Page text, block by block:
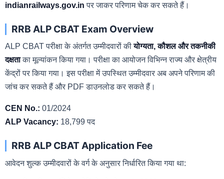
indianrailways.gov.in पर जाकर परिणाम चेक कर सकते हैं।
RRB ALP CBAT Exam Overview
ALP CBAT परीक्षा के अंतर्गत उम्मीदवारों कीयोग्यता, कौशल और तकनीकी
दक्षताका मूल्यांकन किया गया। परीक्षा का आयोजन विभिन्न राज्य और क्षेत्रीय
केंद्रों पर किया गया। इस परीक्षा में उपस्थित उम्मीदवार अब अपने परिणाम की
जांच कर सकते हैं और PDF डाउनलोड कर सकते हैं।
CEN No.: 01/2024
ALP Vacancy: 18,799 पद
RRB ALP CBAT Application Fee
आवेदन शुल्क उम्मीदवारों के वर्ग के अनुसार निर्धारित किया गया था: